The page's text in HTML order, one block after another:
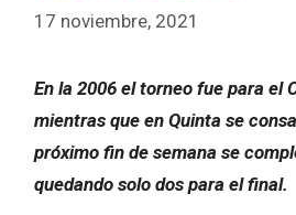
17 noviembre, 2021
En la 2006 el torneo fue para el
mientras que en Quinta se
próximo fin de semana se
quedando solo dos para el final.